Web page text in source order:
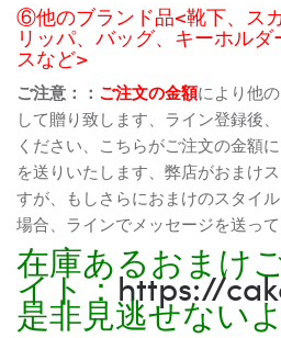
⑥他のブランド品<靴下、ス
リッパ、バッグ、キーホル
スなど>
ご注意：： ご注文の金額により他
して贈り致します、ライン登録後
ください、こちらがご注文の金額
を送りいたします、弊店がおまけ
すが、もしさらにおまけのスタイ
場合、ラインでメッセージを送っ
在庫あるおまけ
イト：https://
是非見逃せない